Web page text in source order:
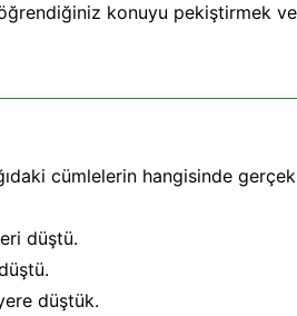
konuyu pekiştirmek
cümlelerin hangisinde gerçek
düştü.
düştük.